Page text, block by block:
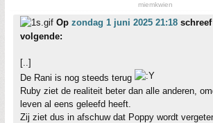
miemkwien
Op zondag 1 juni 2025 21:18 schreef
volgende:
[..]
De Rani is nog steeds terug
Ruby ziet de realiteit beter dan alle anderen,
leven al eens geleefd heeft.
Zij ziet dus in afschuw dat Poppy wordt